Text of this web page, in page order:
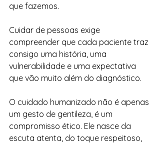
que fazemos.
Cuidar de pessoas exige
compreender que cada paciente traz
consigo uma história, uma
vulnerabilidade e uma expectativa
que vão muito além do diagnóstico.
O cuidado humanizado não é apenas
um gesto de gentileza, é um
compromisso ético. Ele nasce da
escuta atenta, do toque respeitoso,